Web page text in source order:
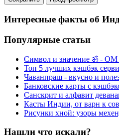
Интересные факты об
Популярные статьи
Символ и значение ॐ -
Топ 5 лучших кэшбэк
Чаванпраш - вкусно и
Банковские карты с
Санскрит и алфавит
Касты Индии, от варн к
Рисунки хной: узоры
Нашли что искали?